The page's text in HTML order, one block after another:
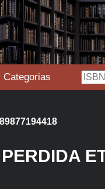
Categorias